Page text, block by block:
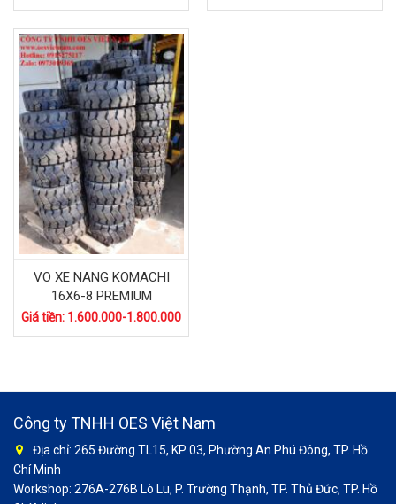
VO XE NANG KOMACHI
16X6-8 PREMIUM
Giá tiền: 1.600.000-1.800.000
Công ty TNHH OES Việt Nam
Địa chỉ: 265 Đường TL15, KP 03, Phường An Phú Đông, TP. Hồ
Chí Minh
Workshop: 276A-276B Lò Lu, P. Trường Thạnh, TP. Thủ Đức, TP. Hồ